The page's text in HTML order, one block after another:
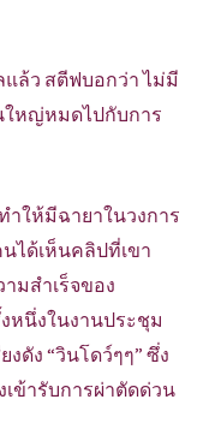
ล้ว สตีฟบอกว่า ไม่มี
ใหญ่หมดไปกับการ
ำให้มีฉายาในวงการ
ได้เห็นคลิปที่เขา
มสำเร็จของ
หนึ่งในงานประชุม
ดัง “วินโดว์ๆๆ” ซึ่ง
เข้ารับการผ่าตัดด่วน